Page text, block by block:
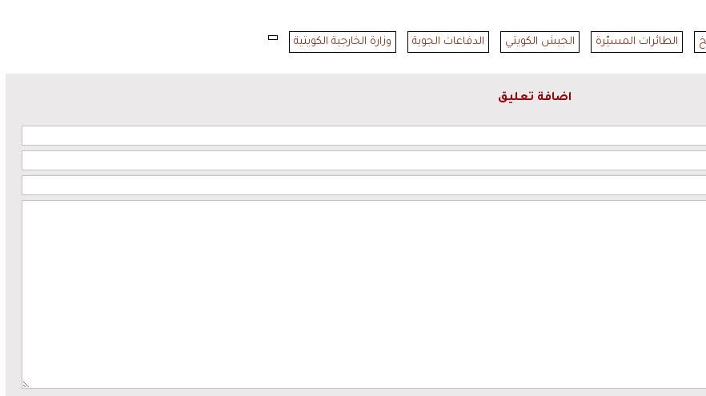
الطائرات المسيّرة الجيش الكويتي الدفاعات الجوية وزارة الخارجية الكويتية
اضافة تعليق